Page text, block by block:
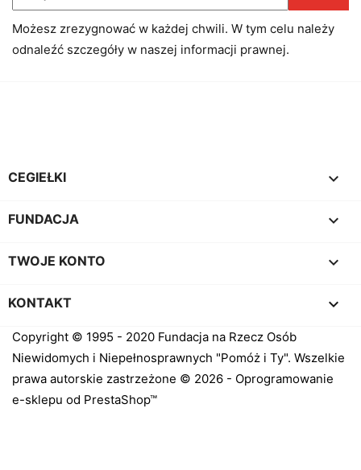
Możesz zrezygnować w każdej chwili. W tym celu należy
odnaleźć szczegóły w naszej informacji prawnej.
CEGIEŁKI 
FUNDACJA 
TWOJE KONTO 
KONTAKT keyboard_arrow_down
Copyright © 1995 - 2020 Fundacja na Rzecz Osób
Niewidomych i Niepełnosprawnych "Pomóż i Ty". Wszelkie
prawa autorskie zastrzeżone © 2026 - Oprogramowanie
e-sklepu od PrestaShop™